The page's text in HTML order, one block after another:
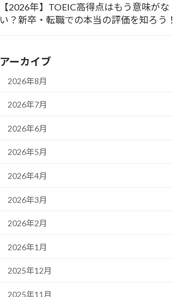
【2026年】TOEIC高得点はもう意味がな
い？新卒・転職での本当の評価を知ろう！
アーカイブ
2026年8月
2026年7月
2026年6月
2026年5月
2026年4月
2026年3月
2026年2月
2026年1月
2025年12月
2025年11月